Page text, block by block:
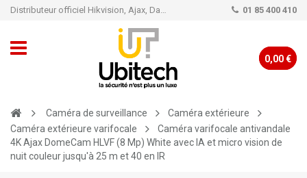
Distributeur officiel Hikvision, Ajax, Dahua, TP-Link - Caméra de vidéo surveillance - Alarme 01 85 400 410
0,00 €
Caméra de surveillance
Caméra extérieure
Caméra extérieure varifocale
Caméra varifocale antivandale
4K Ajax DomeCam HLVF (8 Mp) White avec IA et micro vision de
nuit couleur jusqu'à 25 m et 40 en IR